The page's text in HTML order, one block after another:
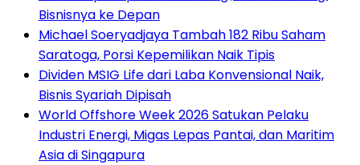
Bisnisnya ke Depan
Michael Soeryadjaya Tambah 182 Ribu Saham
Saratoga, Porsi Kepemilikan Naik Tipis
Dividen MSIG Life dari Laba Konvensional Naik,
Bisnis Syariah Dipisah
World Offshore Week 2026 Satukan Pelaku
Industri Energi, Migas Lepas Pantai, dan Maritim
Asia di Singapura